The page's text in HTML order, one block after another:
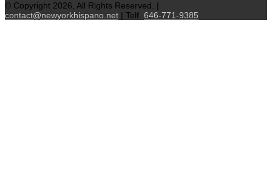
© Copyright 2026, All Rights Reserved. |
contact@newyorkhispano.net | Telf. 646-771-9385